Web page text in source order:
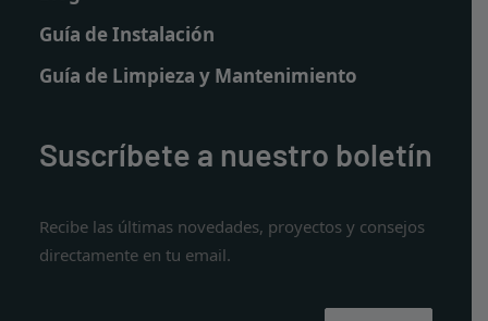
Guía de Instalación
Guía de Limpieza y Mantenimiento
Suscríbete a nuestro boletín
Recibe las últimas novedades, proyectos y consejos
directamente en tu email.